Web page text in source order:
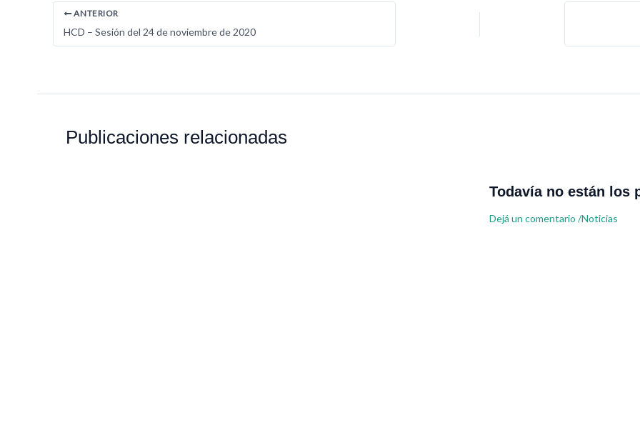
ANTERIOR
HCD – Sesión del 24 de noviembre de 2020
Publicaciones relacionadas
Todavía no están los
Dejá un comentario /Noticias